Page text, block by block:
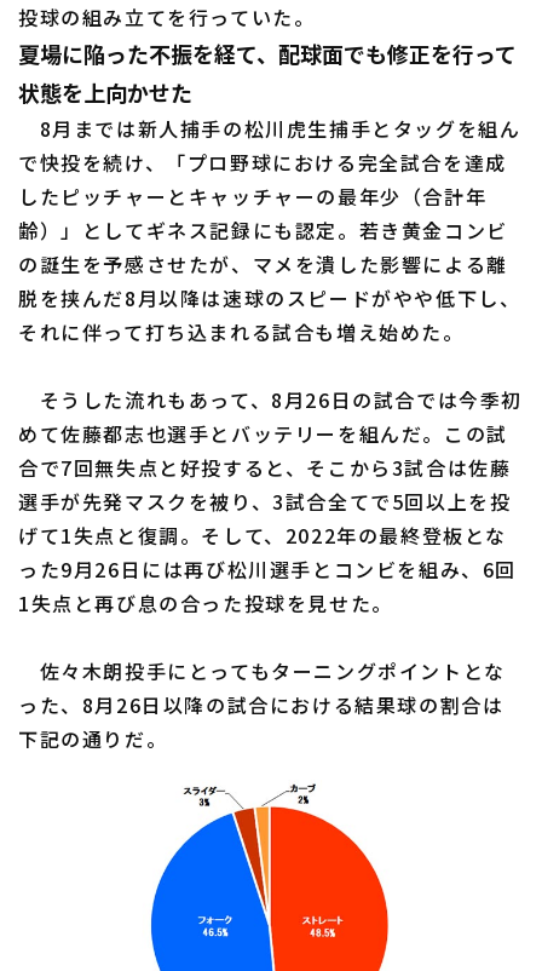
投球の組み立てを行っていた。
夏場に陥った不振を経て、配球面でも修正を行って
状態を上向かせた
8月までは新人捕手の松川虎生捕手とタッグを組ん
で快投を続け、「プロ野球における完全試合を達成
したピッチャーとキャッチャーの最年少（合計年
齢）」としてギネス記録にも認定。若き黄金コンビ
の誕生を予感させたが、マメを潰した影響による離
脱を挟んだ8月以降は速球のスピードがやや低下し、
それに伴って打ち込まれる試合も増え始めた。
そうした流れもあって、8月26日の試合では今季初
めて佐藤都志也選手とバッテリーを組んだ。この試
合で7回無失点と好投すると、そこから3試合は佐藤
選手が先発マスクを被り、3試合全てで5回以上を投
げて1失点と復調。そして、2022年の最終登板とな
った9月26日には再び松川選手とコンビを組み、6回
1失点と再び息の合った投球を見せた。
佐々木朗投手にとってもターニングポイントとな
った、8月26日以降の試合における結果球の割合は
下記の通りだ。